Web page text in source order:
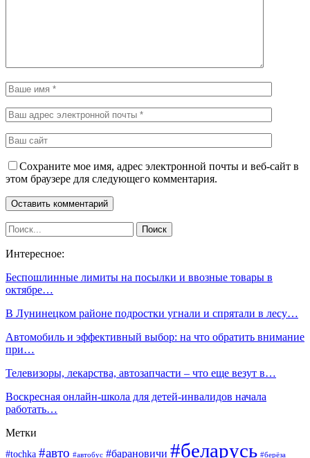
Сохраните мое имя, адрес электронной почты и веб-сайт в
этом браузере для следующего комментария.
Интересное:
Беспошлинные лимиты на посылки и ввозные товары в
октябре…
В Лунинецком районе подростки угнали и спрятали в лесу…
Автомобиль и эффективный выбор: на что обратить внимание
при…
Телевизоры, лекарства, автозапчасти – что еще везут в…
Воскресная онлайн-школа для детей-инвалидов начала
работать…
Метки
#tochka #авто #автобус #барановичи #беларусь #берёза